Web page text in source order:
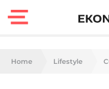
Finanças
Home Lifestyle